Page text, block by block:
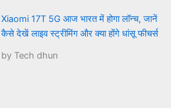
Xiaomi 17T 5G आज भारत में होगा लॉन्च, जानें
कैसे देखें लाइव स्ट्रीमिंग और क्या होंगे धांसू फीचर्स
by Tech dhun